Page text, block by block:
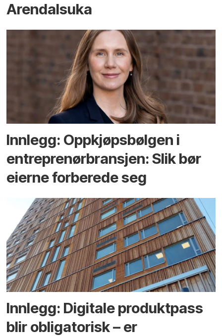
Arendals­uka
Innlegg: Oppkjøps­bølgen i
entreprenør­bransjen: Slik bør
eierne forberede seg
Innlegg: Digitale produktpass
blir obligatorisk – er